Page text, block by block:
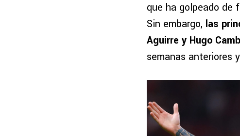
que ha golpeado de
Sin embargo, las
Aguirre y Hugo
semanas anteriores